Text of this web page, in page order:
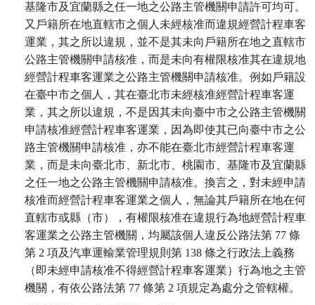
基隆市及宜蘭縣之任一地之公路主管機關申請許可均可。
又戶籍所在地直轄市之個人未經核准而違規經營計程車客
運業，其之所以違規，並不是其未向戶籍所在地之直轄市
公路主管機關申請核准，而是未向有權限核准其在違規地
經營計程車客運業之公路主管機關申請核准。例如戶籍設
在臺中市之個人，其在臺北市未經核准經營計程車客運
業，其之所以違規，不是因其未向臺中市之公路主管機關
申請核准經營計程車客運業，因為即使其已向臺中市之公
路主管機關申請核准，亦不能在臺北市經營計程車客運
業，而是未向臺北市、新北市、桃園市、基隆市及宜蘭縣
之任一地之公路主管機關申請核准。換言之，對未經申請
核准而經營計程車客運業之個人，無論其戶籍所在地在何
直轄市或縣（市），有權限核准在違規行為地經營計程車
客運業之公路主管機關，均屬該個人違反公路法第 77 條
第 2 項及汽車運輸業管理規則第 138 條之行政法上義務
（即未經申請核准不得經營計程車客運業）行為地之主管
機關，有依公路法第 77 條第 2 項規定為處分之管轄權。